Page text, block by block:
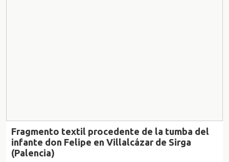
Fragmento textil procedente de la tumba del
infante don Felipe en Villalcázar de Sirga
(Palencia)